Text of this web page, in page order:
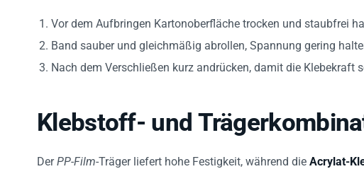
Vor dem Aufbringen Kartonoberfläche trocken und staubfrei
Band sauber und gleichmäßig abrollen, Spannung gering
Nach dem Verschließen kurz andrücken, damit die Klebekraft
Klebstoff- und
DerPP-Film-Träger liefert hohe Festigkeit, während die Acrylat-